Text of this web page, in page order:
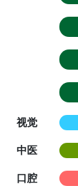
视觉
中医
口腔